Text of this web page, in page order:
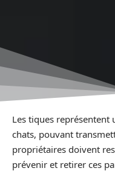
Les tiques représentent
chats, pouvant
propriétaires doivent
prévenir et retirer ces